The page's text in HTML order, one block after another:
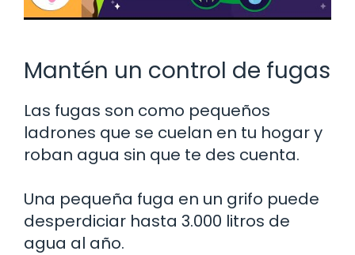
Mantén un control de fugas
Las fugas son como pequeños
ladrones que se cuelan en tu hogar y
roban agua sin que te des cuenta.
Una pequeña fuga en un grifo puede
desperdiciar hasta 3.000 litros de
agua al año.